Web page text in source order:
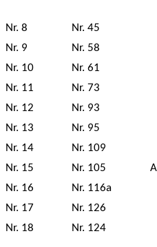
Nr. 8
Nr. 45
Nr. 9
Nr. 58
Nr. 10
Nr. 61
Nr. 11
Nr. 73
Nr. 12
Nr. 93
Nr. 13
Nr. 95
Nr. 14
Nr. 109
Nr. 15 Nr. 105
Nr. 16
Nr. 116a
Nr. 17
Nr. 126
Nr. 18 Nr. 124